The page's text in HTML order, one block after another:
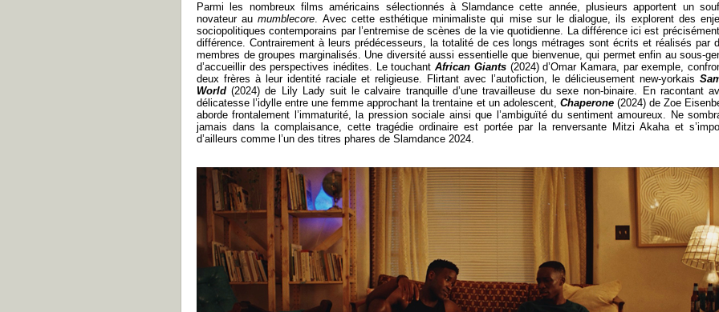
Parmi les nombreux films américains sélectionnés à Slamdance cette année, plusieurs apportent un
novateur aumumblecore. Avec cette esthétique minimaliste qui mise sur le dialogue, ils explorent des
sociopolitiques contemporains par l’entremise de scènes de la vie quotidienne. La différence ici est
différence. Contrairement à leurs prédécesseurs, la totalité de ces longs métrages sont écrits et réalisés par
membres de groupes marginalisés. Une diversité aussi essentielle que bienvenue, qui permet enfin au sous-
d’accueillir des perspectives inédites. Le touchantAfrican Giants (2024) d’Omar Kamara, par exemple,
deux frères à leur identité raciale et religieuse. Flirtant avec l’autofiction, le délicieusement new-yorkais
World(2024) de Lily Lady suit le calvaire tranquille d’une travailleuse du sexe non-binaire. En racontant
délicatesse l’idylle entre une femme approchant la trentaine et un adolescent, Chaperone (2024) de Zoe
aborde frontalement l’immaturité, la pression sociale ainsi que l’ambiguïté du sentiment amoureux. Ne
jamais dans la complaisance, cette tragédie ordinaire est portée par la renversante Mitzi Akaha et
d’ailleurs comme l’un des titres phares de Slamdance 2024.